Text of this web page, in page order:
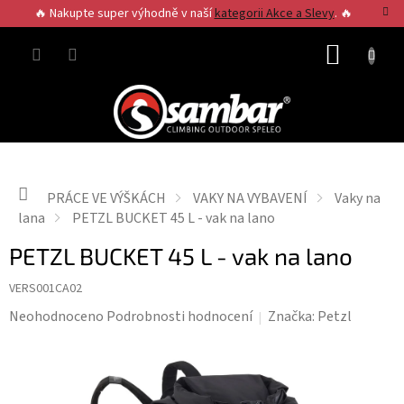
na
obsah
🔥 Nakupte super výhodně v našíkategorii Akce a Slevy. 🔥
Domů
PRÁCE VE VÝŠKÁCH VAKY NA VYBAVENÍ
Vaky na
lana
PETZL BUCKET 45 L - vak na lano
PETZL BUCKET 45 L - vak na lano
VERS001CA02
Průměrné
Neohodnoceno Podrobnosti hodnocení Značka: Petzl